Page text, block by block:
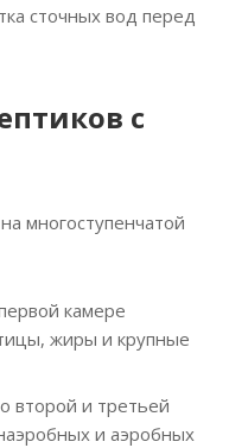
сточных вод перед
с
многоступенчатой
камере
жиры и крупные
второй и третьей
и аэробных